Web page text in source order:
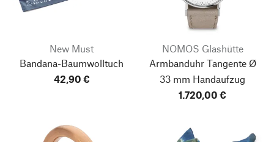
New Must
Bandana-Baumwolltuch
42,90 €
NOMOS Glashütte
Armbanduhr Tangente Ø
33 mm Handaufzug
1.720,00 €